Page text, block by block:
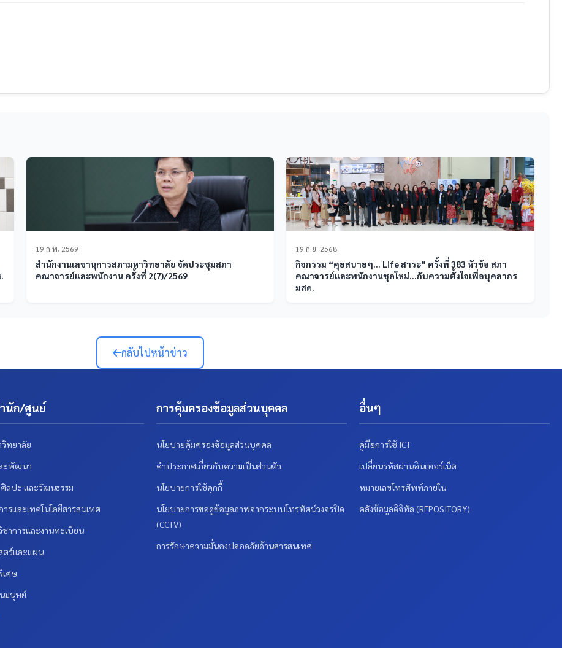
19 ก.พ. 2569
สำนักงานเลขานุการสภามหาวิทยาลัย จัดประชุมสภา
คณาจารย์และพนักงาน ครั้งที่ 2(7)/2569
19 ก.ย. 2568
กิจกรรม “คุยสบายๆ… Life สาระ” ครั้งที่ 383 หัวข้อ สภา
คณาจารย์และพนักงานชุดใหม่…กับความตั้งใจเพื่อบุคลากร
มสด.
กลับไปหน้าข่าว
นัก/ศูนย์
ทยาลัย
ะพัฒนา
ลปะ และวัฒนธรรม
รและเทคโนโลยีสารสนเทศ
ชาการและงานทะเบียน
ตร์และแผน
เศษ
มนุษย์
การคุ้มครองข้อมูลส่วนบุคคล
นโยบายคุ้มครองข้อมูลส่วนบุคคล
คำประกาศเกี่ยวกับความเป็นส่วนตัว
นโยบายการใช้คุกกี้
นโยบายการขอดูข้อมูลภาพจากระบบโทรทัศน์วงจรปิด
(CCTV)
การรักษาความมั่นคงปลอดภัยด้านสารสนเทศ
อื่นๆ
คู่มือการใช้ ICT
เปลี่ยนรหัสผ่านอินเทอร์เน็ต
หมายเลขโทรศัพท์ภายใน
คลังข้อมูลดิจิทัล (REPOSITORY)